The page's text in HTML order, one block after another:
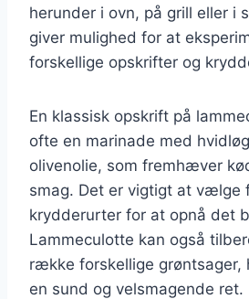
herunder i ovn, på grill eller i
giver mulighed for at
forskellige opskrifter og
En klassisk opskrift på
ofte en marinade med
olivenolie, som fremhæver
smag. Det er vigtigt at vælge
krydderurter for at opnå det
Lammeculotte kan også
række forskellige grøntsager,
en sund og velsmagende ret.